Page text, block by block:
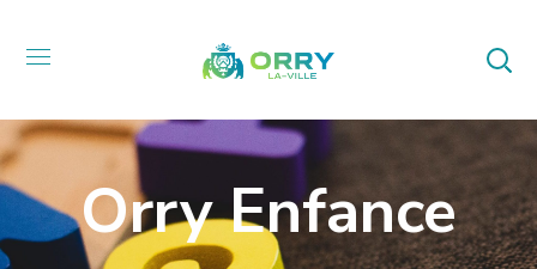
Orry Enfance